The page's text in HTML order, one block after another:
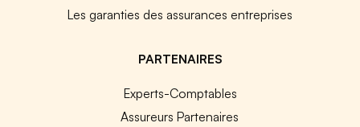
Les garanties des assurances entreprises
PARTENAIRES
Experts-Comptables
Assureurs Partenaires